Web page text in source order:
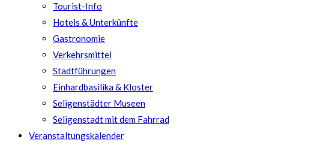
Tourist-Info
Hotels & Unterkünfte
Gastronomie
Verkehrsmittel
Stadtführungen
Einhardbasilika & Kloster
Seligenstädter Museen
Seligenstadt mit dem Fahrrad
Veranstaltungskalender